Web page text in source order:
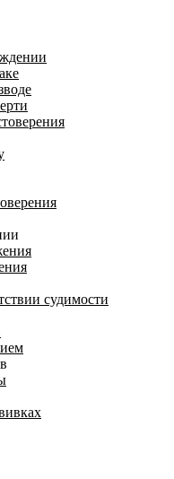
судимости